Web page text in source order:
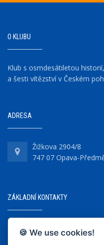
O KLUBU
Klub s osmdesátiletou
a šesti vítězství v Českém
ADRESA
Žižkova 2904/8
747 07 Opava-
ZÁKLADNÍ KONTAKTY
+420 737 218 679
🍪 We use cookies!